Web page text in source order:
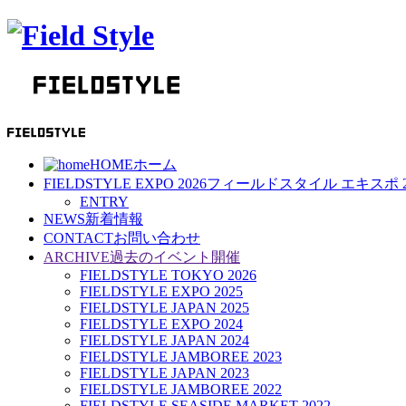
HOMEホーム
FIELDSTYLE EXPO 2026フィールドスタイル エキスポ
ENTRY
NEWS新着情報
CONTACTお問い合わせ
ARCHIVE過去のイベント開催
FIELDSTYLE TOKYO 2026
FIELDSTYLE EXPO 2025
FIELDSTYLE JAPAN 2025
FIELDSTYLE EXPO 2024
FIELDSTYLE JAPAN 2024
FIELDSTYLE JAMBOREE 2023
FIELDSTYLE JAPAN 2023
FIELDSTYLE JAMBOREE 2022